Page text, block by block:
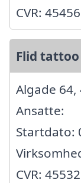
CVR:
Flid tattoo
Algade 64,
Ansatte:
Startdato:
CVR: